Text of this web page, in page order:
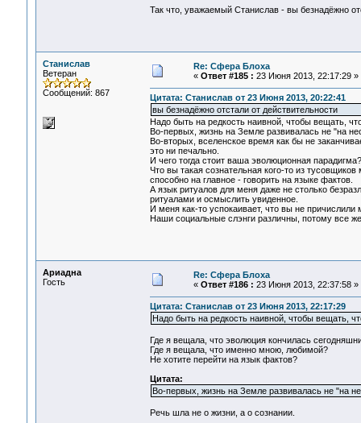
Так что, уважаемый Станислав - вы безнадёжно
Станислав
Ветеран
Сообщений: 867
Re: Сфера Блоха
« Ответ #185 : 23 Июня 2013, 22:17:29 »
Цитата: Станислав от 23 Июня 2013, 20:22:41
вы безнадёжно отстали от действительности
Надо быть на редкость наивной, чтобы вещать,
Во-первых, жизнь на Земле развивалась не "на
Во-вторых, вселенское время как бы не
это ни печально.
И чего тогда стоит ваша эволюционная парадигма?
Что вы такая сознательная кого-то из
способно на главное - говорить на языке фактов.
А язык ритуалов для меня даже не столько
ритуалами и осмыслить увиденное.
И меня как-то успокаивает, что вы не
Наши социальные слэнги различны, потому все
Ариадна
Гость
Re: Сфера Блоха
« Ответ #186 : 23 Июня 2013, 22:37:58 »
Цитата: Станислав от 23 Июня 2013, 22:17:29
Надо быть на редкость наивной, чтобы вещать,
Где я вещала, что эволюция кончилась
Где я вещала, что именно мною, любимой?
Не хотите перейти на язык фактов?
Цитата:
Во-первых, жизнь на Земле развивалась не "на
Речь шла не о жизни, а о сознании.